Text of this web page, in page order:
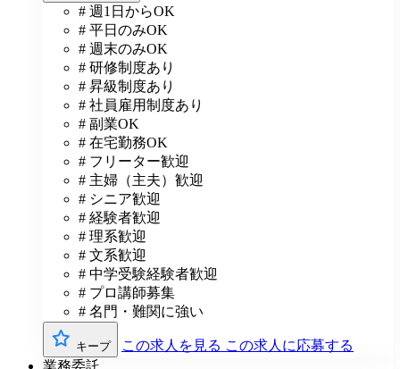
# 週1日からOK
# 平日のみOK
# 週末のみOK
# 研修制度あり
# 昇級制度あり
# 社員雇用制度あり
# 副業OK
# 在宅勤務OK
# フリーター歓迎
# 主婦（主夫）歓迎
# シニア歓迎
# 経験者歓迎
# 理系歓迎
# 文系歓迎
# 中学受験経験者歓迎
# プロ講師募集
# 名門・難関に強い
キープ この求人を見る この求人に応募する
業務委託